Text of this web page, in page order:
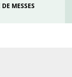
MESSES